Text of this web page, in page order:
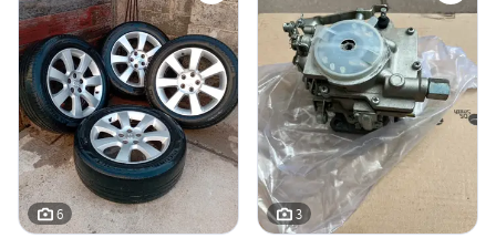
6 3